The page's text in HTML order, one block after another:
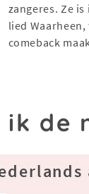
zangeres. Ze
lied
comeback
ik de